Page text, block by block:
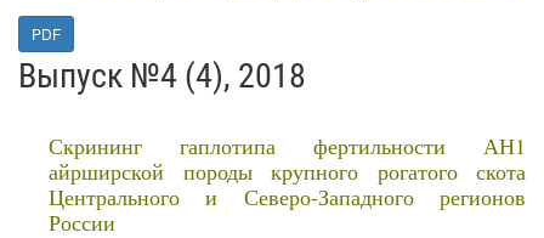
PDF
Выпуск №4 (4), 2018
Скрининг гаплотипа фертильности АН1
айрширской породы крупного рогатого скота
Центрального и Северо-Западного регионов
России